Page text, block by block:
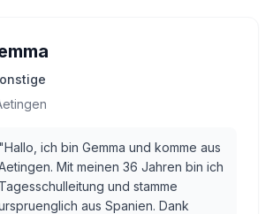
"Hallo, ich bin Gemma und komme aus
Mit meinen 36 Jahren bin ich
Tagesschulleitung und stamme
aus Spanien. Dank